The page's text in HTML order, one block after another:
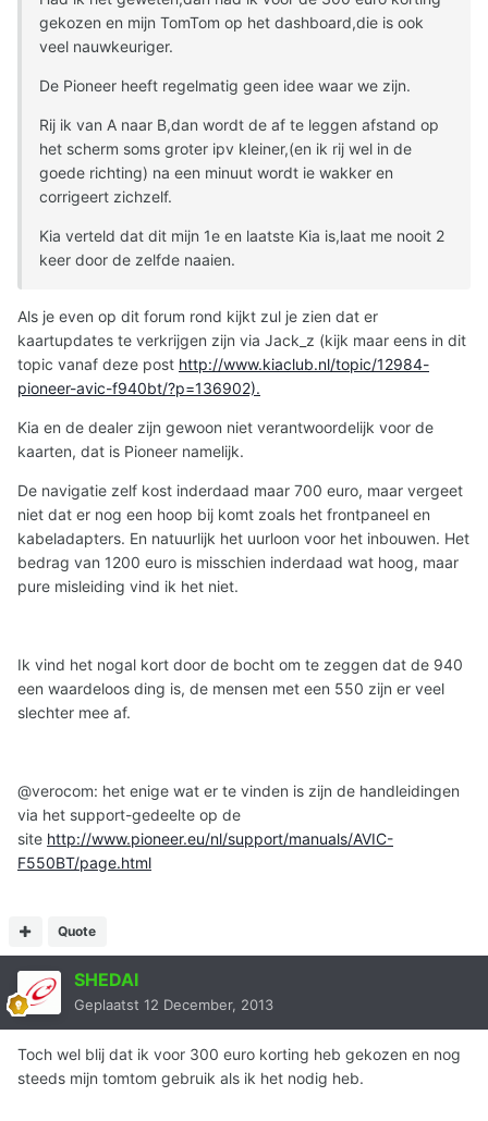
gekozen en mijn TomTom op het dashboard,die is ook
veel nauwkeuriger.
De Pioneer heeft regelmatig geen idee waar we zijn.
Rij ik van A naar B,dan wordt de af te leggen afstand op
het scherm soms groter ipv kleiner,(en ik rij wel in de
goede richting) na een minuut wordt ie wakker en
corrigeert zichzelf.
Kia verteld dat dit mijn 1e en laatste Kia is,laat me nooit 2
keer door de zelfde naaien.
Als je even op dit forum rond kijkt zul je zien dat er
kaartupdates te verkrijgen zijn via Jack_z (kijk maar eens in dit
topic vanaf deze post http://www.kiaclub.nl/topic/12984-
pioneer-avic-f940bt/?p=136902).
Kia en de dealer zijn gewoon niet verantwoordelijk voor de
kaarten, dat is Pioneer namelijk.
De navigatie zelf kost inderdaad maar 700 euro, maar vergeet
niet dat er nog een hoop bij komt zoals het frontpaneel en
kabeladapters. En natuurlijk het uurloon voor het inbouwen. Het
bedrag van 1200 euro is misschien inderdaad wat hoog, maar
pure misleiding vind ik het niet.
Ik vind het nogal kort door de bocht om te zeggen dat de 940
een waardeloos ding is, de mensen met een 550 zijn er veel
slechter mee af.
@verocom: het enige wat er te vinden is zijn de handleidingen
via het support-gedeelte op de
site http://www.pioneer.eu/nl/support/manuals/AVIC-
F550BT/page.html
Quote
SHEDAI
Geplaatst 12 December, 2013
Toch wel blij dat ik voor 300 euro korting heb gekozen en nog
steeds mijn tomtom gebruik als ik het nodig heb.